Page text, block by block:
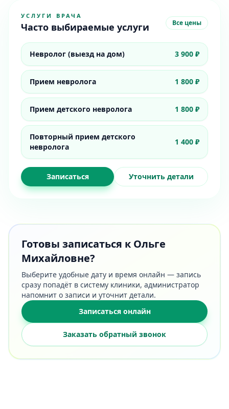
УСЛУГИ ВРАЧА
Часто выбираемые услуги Все цены
Невролог (выезд на дом) 3 900 ₽
Прием невролога 1 800 ₽
Прием детского невролога 1 800 ₽
Повторный прием детского
невролога
1 400 ₽
Записаться Уточнить детали
Готовы записаться к Ольге
Михайловне?
Выберите удобные дату и время онлайн — запись
сразу попадёт в систему клиники, администратор
напомнит о записи и уточнит детали.
Записаться онлайн
Заказать обратный звонок